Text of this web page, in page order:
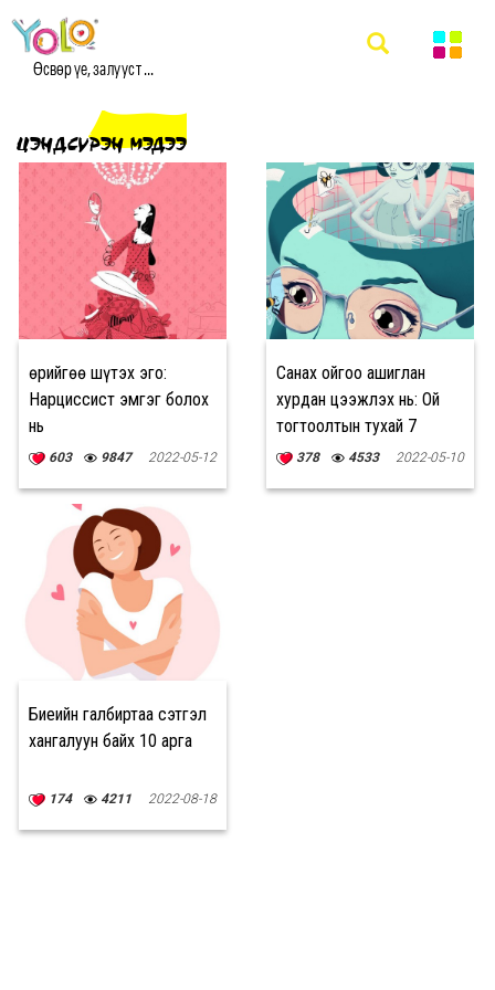
Өсвөр үе, залууст ...
ЦЭНДСҮРЭН МЭДЭЭ
Өөрийгөө шүтэх эго:
Нарциссист эмгэг болох
нь
603 9847 2022-05-12
Санах ойгоо ашиглан
хурдан цээжлэх нь: Ой
тогтоолтын тухай 7
баримт
378 4533 2022-05-10
Биеийн галбиртаа сэтгэл
хангалуун байх 10 арга
174 4211 2022-08-18